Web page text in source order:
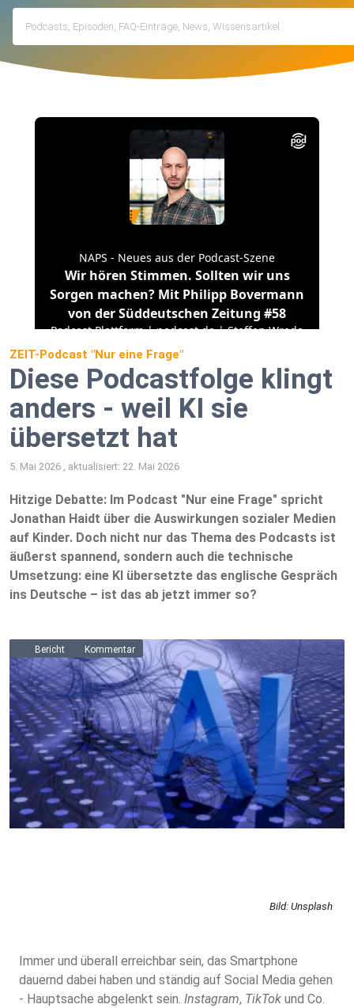
ZEIT-Podcast "Nur eine Frage"
Diese Podcastfolge klingt
anders - weil KI sie
übersetzt hat
5. Mai 2026 , aktualisiert: 22. Mai 2026
Hitzige Debatte: Im Podcast "Nur eine Frage" spricht
Jonathan Haidt über die Auswirkungen sozialer Medien
auf Kinder. Doch nicht nur das Thema des Podcasts ist
äußerst spannend, sondern auch die technische
Umsetzung: eine KI übersetzte das englische Gespräch
ins Deutsche – ist das ab jetzt immer so?
Bericht Kommentar
Bild: Unsplash
Immer und überall erreichbar sein, das Smartphone
dauernd dabei haben und ständig auf Social Media gehen
- Hauptsache abgelenkt sein. Instagram, TikTok und Co.